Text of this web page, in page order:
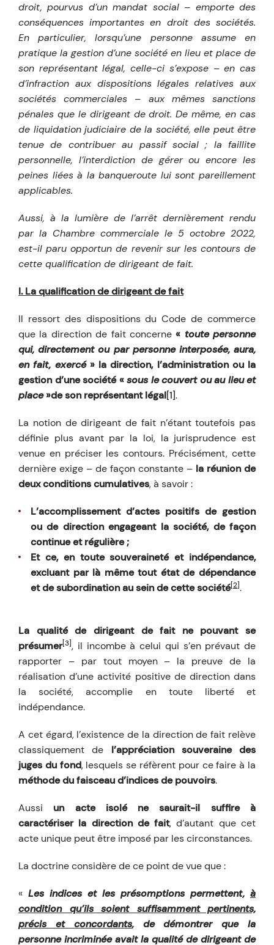
droit, pourvus d’un mandat social – emporte des
conséquences importantes en droit des sociétés.
En particulier, lorsqu’une personne assume en
pratique la gestion d’une société en lieu et place de
son représentant légal, celle-ci s’expose – en cas
d’infraction aux dispositions légales relatives aux
sociétés commerciales – aux mêmes sanctions
pénales que le dirigeant de droit. De même, en cas
de liquidation judiciaire de la société, elle peut être
tenue de contribuer au passif social ; la faillite
personnelle, l’interdiction de gérer ou encore les
peines liées à la banqueroute lui sont pareillement
applicables.
Aussi, à la lumière de l’arrêt dernièrement rendu
par la Chambre commerciale le 5 octobre 2022,
est-il paru opportun de revenir sur les contours de
cette qualification de dirigeant de fait.
I. La qualification de dirigeant de fait
Il ressort des dispositions du Code de commerce
que la direction de fait concerne« toute personne
qui, directement ou par personne interposée, aura,
en fait, exercé » la direction, l’administration ou la
gestion d’une société «sous le couvert ou au lieu et
place»de son représentant légal[1].
La notion de dirigeant de fait n’étant toutefois pas
définie plus avant par la loi, la jurisprudence est
venue en préciser les contours. Précisément, cette
dernière exige – de façon constante – la réunion de
deux conditions cumulatives, à savoir :
L’accomplissement d’actes positifs de gestion
ou de direction engageant la société, de façon
continue et régulière ;
Et ce, en toute souveraineté et indépendance,
excluant par là même tout état de dépendance
et de subordination au sein de cette société[2].
La qualité de dirigeant de fait ne pouvant se
présumer[3], il incombe à celui qui s’en prévaut de
rapporter – par tout moyen – la preuve de la
réalisation d’une activité positive de direction dans
la société, accomplie en toute liberté et
indépendance.
A cet égard, l’existence de la direction de fait relève
classiquement de l’appréciation souveraine des
juges du fond, lesquels se réfèrent pour ce faire à la
méthode du faisceau d’indices de pouvoirs.
Aussi un acte isolé ne saurait-il suffire à
caractériser la direction de fait, d’autant que cet
acte unique peut être imposé par les circonstances.
La doctrine considère de ce point de vue que :
« Les indices et les présomptions permettent, à
condition qu’ils soient suffisamment pertinents,
précis et concordants, de démontrer que la
personne incriminée avait la qualité de dirigeant de